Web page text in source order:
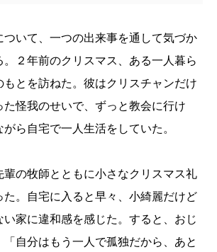
ついて、一つの出来事を通して気づか
。２年前のクリスマス、ある一人暮ら
もとを訪ねた。彼はクリスチャンだけ
た怪我のせいで、ずっと教会に行け
ら自宅で一人生活をしていた。
輩の牧師とともに小さなクリスマス礼
た。自宅に入ると早々、小綺麗だけど
い家に違和感を感じた。すると、おじ
「自分はもう一人で孤独だから、あと